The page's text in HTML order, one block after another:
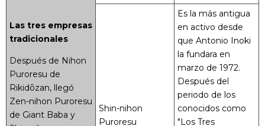
Las tres empresas
tradicionales
Después de Nihon
Puroresu de
Rikidōzan, llegó
Zen-nihon Puroresu
de Giant Baba y
Shin-nihon
Puroresu
Es la más antigua
en activo desde
que Antonio Inoki
la fundara en
marzo de 1972.
Después del
periodo de los
conocidos como
"Los Tres